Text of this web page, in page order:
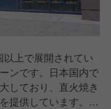
以上で展開されてい
ンです。日本国内で
しており、直火焼き
提供しています。イ